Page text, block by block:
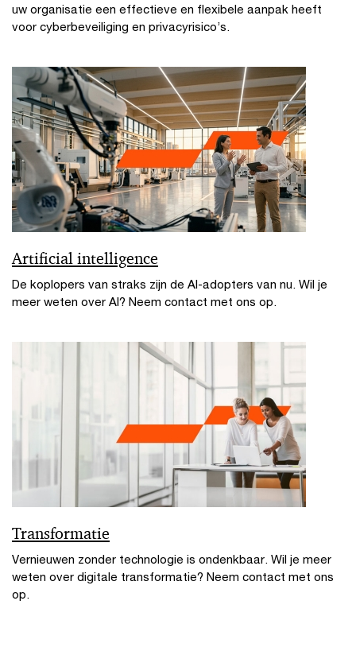
uw organisatie een effectieve en flexibele aanpak heeft
voor cyberbeveiliging en privacyrisico’s.
Artificial intelligence
De koplopers van straks zijn de AI-adopters van nu. Wil je
meer weten over AI? Neem contact met ons op.
Transformatie
Vernieuwen zonder technologie is ondenkbaar. Wil je meer
weten over digitale transformatie? Neem contact met ons
op.